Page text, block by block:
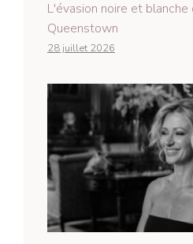
L'évasion noire et blanche
Queenstown
28 juillet 2026